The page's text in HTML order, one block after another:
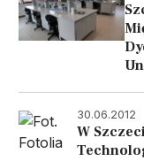
30.06.2012
W